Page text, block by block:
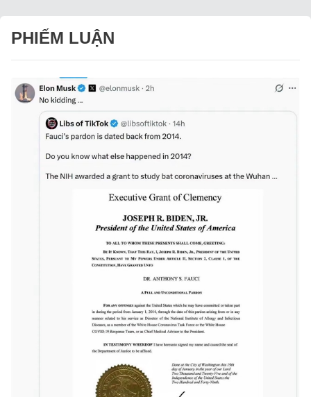
PHIẾM LUẬN